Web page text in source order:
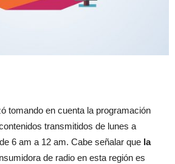
tomando en cuenta la programación
transmitidos de lunes a
6 am a 12 am. Cabe señalar que la
de radio en esta región es